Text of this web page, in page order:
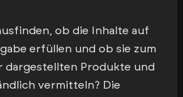
ob die Inhalte auf
erfüllen und ob sie zum
dargestellten Produkte und
vermitteln? Die